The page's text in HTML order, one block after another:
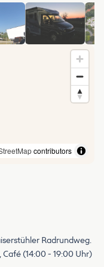
contributors
Radrundweg.
(14:00 - 19:00 Uhr)